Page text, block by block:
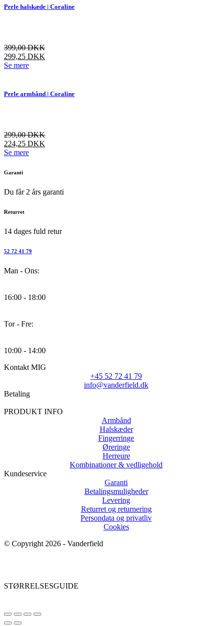
flere
på
varesiden
Perle halskæde | Coraline
399,00DKK
299,25 DKK
Se mereDette
flere
på
varesiden
Perle armbånd | Coraline
299,00DKK
224,25 DKK
Se mereDette
varianter.
Mulighederne
varesiden
Garanti
Du får 2 års garanti
Returret
14 dages fuld retur
52 72 41 79
Man - Ons:
16:00 - 18:00
Tor - Fre:
10:00 - 14:00
Kontakt MIG
+45 52 72 41 79
info@vanderfield.dk
Betaling
PRODUKT INFO
Armbånd
Halskæder
Fingerringe
Øreringe
Herreure
Kombinationer & vedligehold
Kundeservice
Garanti
Betalingsmuligheder
Levering
Returret og returnering
Persondata og privatliv
Cookies
© Copyright 2026 - Vanderfield
STØRRELSESGUIDE